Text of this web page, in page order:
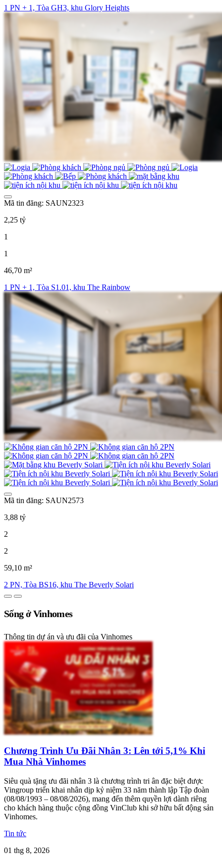
1 PN + 1, Tòa GH3, khu Glory Heights
Mã tin đăng: SAUN2323
2,25 tỷ
1
1
46,70 m²
1 PN + 1, Tòa S1.01, khu The Rainbow
Mã tin đăng: SAUN2573
3,88 tỷ
2
2
59,10 m²
2 PN, Tòa BS16, khu The Beverly Solari
Sống ở Vinhomes
Thông tin dự án và ưu đãi của Vinhomes
Chương Trình Ưu Đãi Nhân 3: Lên tới 5,1% Khi
Mua Nhà Vinhomes
Siêu quà tặng ưu đãi nhân 3 là chương trình tri ân đặc biệt được
Vingroup triển khai nhân dịp kỷ niệm 33 năm thành lập Tập đoàn
(08/08/1993 – 08/08/2026), mang đến thêm quyền lợi dành riêng
cho khách hàng thuộc cộng đồng VinClub khi sở hữu bất động sản
Vinhomes.
Tin tức
01 thg 8, 2026